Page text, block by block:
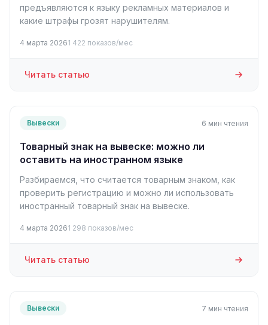
предъявляются к языку рекламных материалов и
какие штрафы грозят нарушителям.
4 марта 20261 422 показов/мес
Читать статью
Вывески 6 мин чтения
Товарный знак на вывеске: можно ли
оставить на иностранном языке
Разбираемся, что считается товарным знаком, как
проверить регистрацию и можно ли использовать
иностранный товарный знак на вывеске.
4 марта 20261 298 показов/мес
Читать статью
Вывески 7 мин чтения